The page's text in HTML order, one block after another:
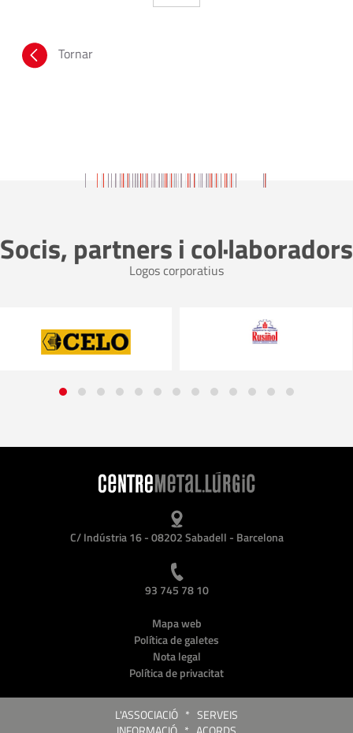
Tornar
Socis, partners i col·laboradors
Logos corporatius
C/ Indústria 16 - 08202 Sabadell - Barcelona
93 745 78 10
Mapa web
Política de galetes
Nota legal
Política de privacitat
L'ASSOCIACIÓ * SERVEIS